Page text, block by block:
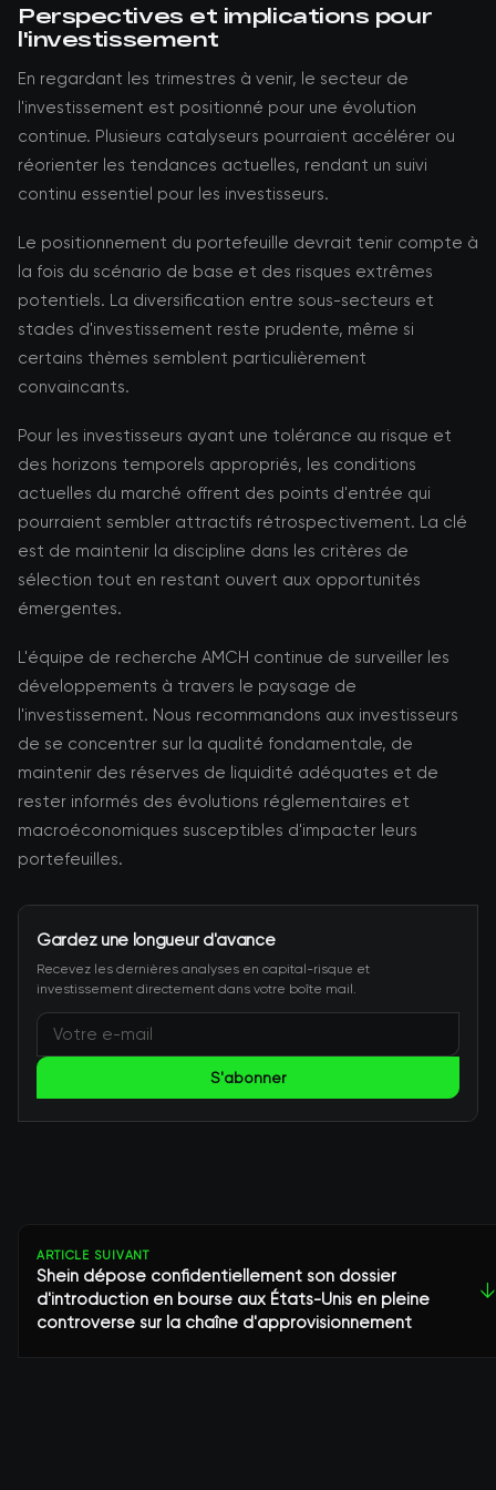
Perspectives et implications pour
l'investissement
En regardant les trimestres à venir, le secteur de
l'investissement est positionné pour une évolution
continue. Plusieurs catalyseurs pourraient accélérer ou
réorienter les tendances actuelles, rendant un suivi
continu essentiel pour les investisseurs.
Le positionnement du portefeuille devrait tenir compte à
la fois du scénario de base et des risques extrêmes
potentiels. La diversification entre sous-secteurs et
stades d'investissement reste prudente, même si
certains thèmes semblent particulièrement
convaincants.
Pour les investisseurs ayant une tolérance au risque et
des horizons temporels appropriés, les conditions
actuelles du marché offrent des points d'entrée qui
pourraient sembler attractifs rétrospectivement. La clé
est de maintenir la discipline dans les critères de
sélection tout en restant ouvert aux opportunités
émergentes.
L'équipe de recherche AMCH continue de surveiller les
développements à travers le paysage de
l'investissement. Nous recommandons aux investisseurs
de se concentrer sur la qualité fondamentale, de
maintenir des réserves de liquidité adéquates et de
rester informés des évolutions réglementaires et
macroéconomiques susceptibles d'impacter leurs
portefeuilles.
Gardez une longueur d'avance
Recevez les dernières analyses en capital-risque et
investissement directement dans votre boîte mail.
S'abonner
ARTICLE SUIVANT
Shein dépose confidentiellement son dossier
d'introduction en bourse aux États-Unis en pleine
controverse sur la chaîne d'approvisionnement
↓